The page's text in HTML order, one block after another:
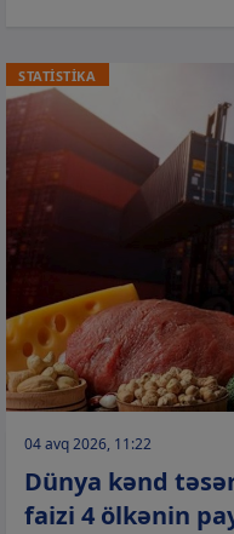
STATİSTİKA
04 avq 2026, 11:22
Dünya kənd
faizi 4 ölkənin